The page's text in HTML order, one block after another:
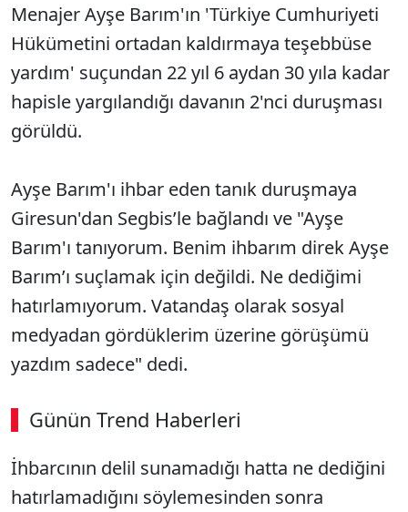
Menajer Ayşe Barım'ın 'Türkiye Cumhuriyeti
Hükümetini ortadan kaldırmaya teşebbüse
yardım' suçundan 22 yıl 6 aydan 30 yıla kadar
hapisle yargılandığı davanın 2'nci duruşması
görüldü.
Ayşe Barım'ı ihbar eden tanık duruşmaya
Giresun'dan Segbis’le bağlandı ve "Ayşe
Barım'ı tanıyorum. Benim ihbarım direk Ayşe
Barım’ı suçlamak için değildi. Ne dediğimi
hatırlamıyorum. Vatandaş olarak sosyal
medyadan gördüklerim üzerine görüşümü
yazdım sadece" dedi.
Günün Trend Haberleri
00:04 / 08:06
Sesi Aç
İhbarcının delil sunamadığı hatta ne dediğini
hatırlamadığını söylemesinden sonra